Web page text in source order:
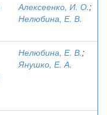
Алексеенко, И. О.;
Нелюбина, Е. В.
Нелюбина, Е. В.;
Янушко, Е. А.